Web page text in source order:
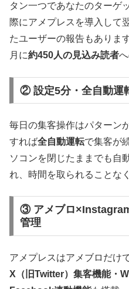
タン一つであなたのターゲ
際にアメプレスを導入して
たユーザーの報告もありま
月に約450人の見込み読者
② 設定5分・全自動運
毎日の集客操作はパターン
すれば全自動運転で集客が
ソコンを閉じたままでも自
れ、時間を取られることな
③ アメブロ
管理
アメプレスはアメブロだけ
X（旧Twitter）集客機能・